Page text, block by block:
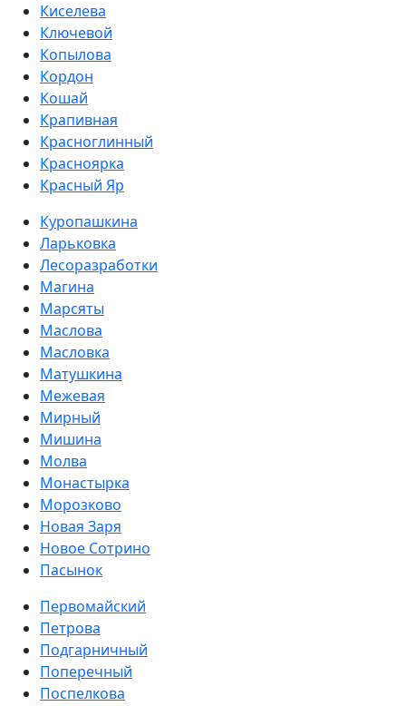
Киселева
Ключевой
Копылова
Кордон
Кошай
Крапивная
Красноглинный
Красноярка
Красный Яр
Куропашкина
Ларьковка
Лесоразработки
Магина
Марсяты
Маслова
Масловка
Матушкина
Межевая
Мирный
Мишина
Молва
Монастырка
Морозково
Новая Заря
Новое Сотрино
Пасынок
Первомайский
Петрова
Подгарничный
Поперечный
Поспелкова